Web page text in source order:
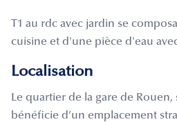
T1 au rdc avec jardin se
cuisine et d'une pièce d'eau
Localisation
Le quartier de la gare de
bénéficie d’un emplacement